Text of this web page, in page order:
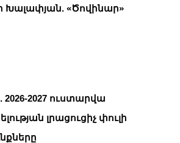
Խալափյան. «Ծովինար»
2027 ուստարվա
լրացուցիչ փուլի